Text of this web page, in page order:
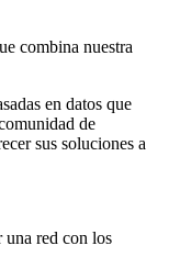
combina nuestra
en datos que
de
sus soluciones a
una red con los